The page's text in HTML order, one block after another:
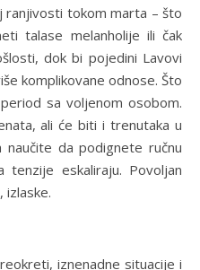
ranjivosti tokom marta – što
talase melanholije ili čak
dok bi pojedini Lavovi
komplikovane odnose. Što
sa voljenom osobom.
ali će biti i trenutaka u
da podignete ručnu
eskaliraju. Povoljan
izlaske.
iznenadne situacije i